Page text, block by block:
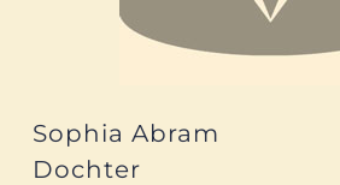
Sophia Abram
Dochter